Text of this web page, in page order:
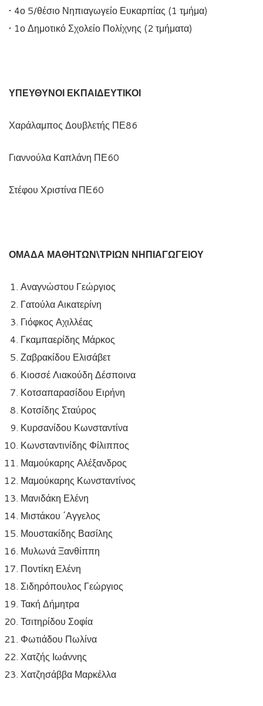
• 4ο 5/θέσιο Νηπιαγωγείο Ευκαρπίας (1 τμήμα)
• 1ο Δημοτικό Σχολείο Πολίχνης (2 τμήματα)
ΥΠΕΥΘΥΝΟΙ ΕΚΠΑΙΔΕΥΤΙΚΟΙ
Χαράλαμπος Δουβλετής ΠΕ86
Γιαννούλα Καπλάνη ΠΕ60
Στέφου Χριστίνα ΠΕ60
ΟΜΑΔΑ ΜΑΘΗΤΩΝ\ΤΡΙΩΝ ΝΗΠΙΑΓΩΓΕΙΟΥ
Αναγνώστου Γεώργιος
Γατούλα Αικατερίνη
Γιόφκος Αχιλλέας
Γκαμπαερίδης Μάρκος
Ζαβρακίδου Ελισάβετ
Κιοσσέ Λιακούδη Δέσποινα
Κοτσαπαρασίδου Ειρήνη
Κοτσίδης Σταύρος
Κυρσανίδου Κωνσταντίνα
Κωνσταντινίδης Φίλιππος
Μαμούκαρης Αλέξανδρος
Μαμούκαρης Κωνσταντίνος
Μανιδάκη Ελένη
Μιστάκου ΄Αγγελος
Μουστακίδης Βασίλης
Μυλωνά Ξανθίππη
Ποντίκη Ελένη
Σιδηρόπουλος Γεώργιος
Τακή Δήμητρα
Τσιτηρίδου Σοφία
Φωτιάδου Πωλίνα
Χατζής Ιωάννης
Χατζησάββα Μαρκέλλα